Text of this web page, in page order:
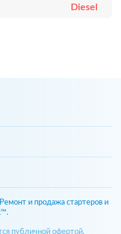
Diesel
и продажа стартеров и
публичной офертой,